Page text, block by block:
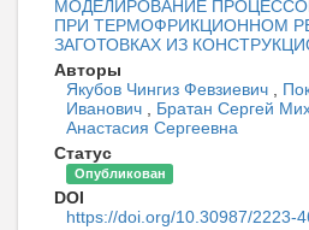
МОДЕЛИРОВАНИЕ
ПРИ ТЕРМОФРИКЦИОННОМ
ЗАГОТОВКАХ ИЗ
Авторы
Якубов Чингиз Февзиевич
Иванович
Братан Сергей
Анастасия Сергеевна
Статус
Опубликован
DOI
https://doi.org/10.30987/2223-